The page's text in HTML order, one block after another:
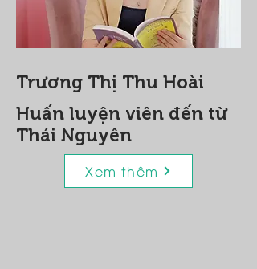
Trương Thị Thu Hoài
Huấn luyện viên đến từ
Thái Nguyên
Xem thêm